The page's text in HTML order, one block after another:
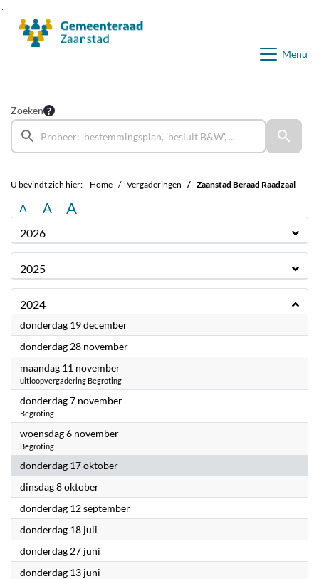
Menu
Zoeken
U bevindt zich hier: Home Vergaderingen Zaanstad Beraad Raadzaal
A A A
2026
2025
2024
donderdag 19 december2024
donderdag 28 november2024
maandag 11 november2024
uitloopvergadering Begroting
donderdag 7 november2024
Begroting
woensdag 6 november2024
Begroting
donderdag 17 oktober2024
dinsdag 8 oktober2024
donderdag 12 september2024
donderdag 18 juli
donderdag 27 juni
donderdag 13 juni